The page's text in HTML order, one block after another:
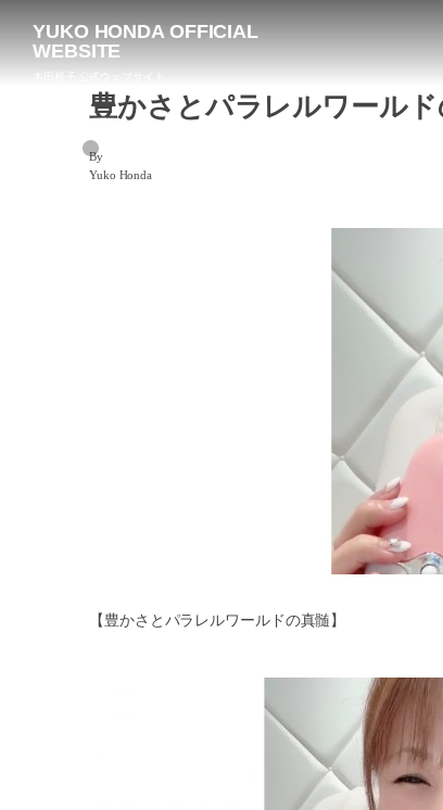
YUKO HONDA OFFICIAL
WEBSITE
豊かさとパラレルワールド
By
Yuko Honda
【豊かさとパラレルワールドの真髄】